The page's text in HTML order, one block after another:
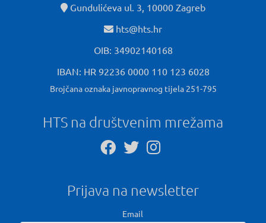
Gundulićeva ul. 3, 10000 Zagreb
hts@hts.hr
OIB: 34902140168
IBAN: HR 92236 0000 110 123 6028
Brojčana oznaka javnopravnog tijela 251-795
HTS na društvenim mrežama
Prijava na newsletter
Email